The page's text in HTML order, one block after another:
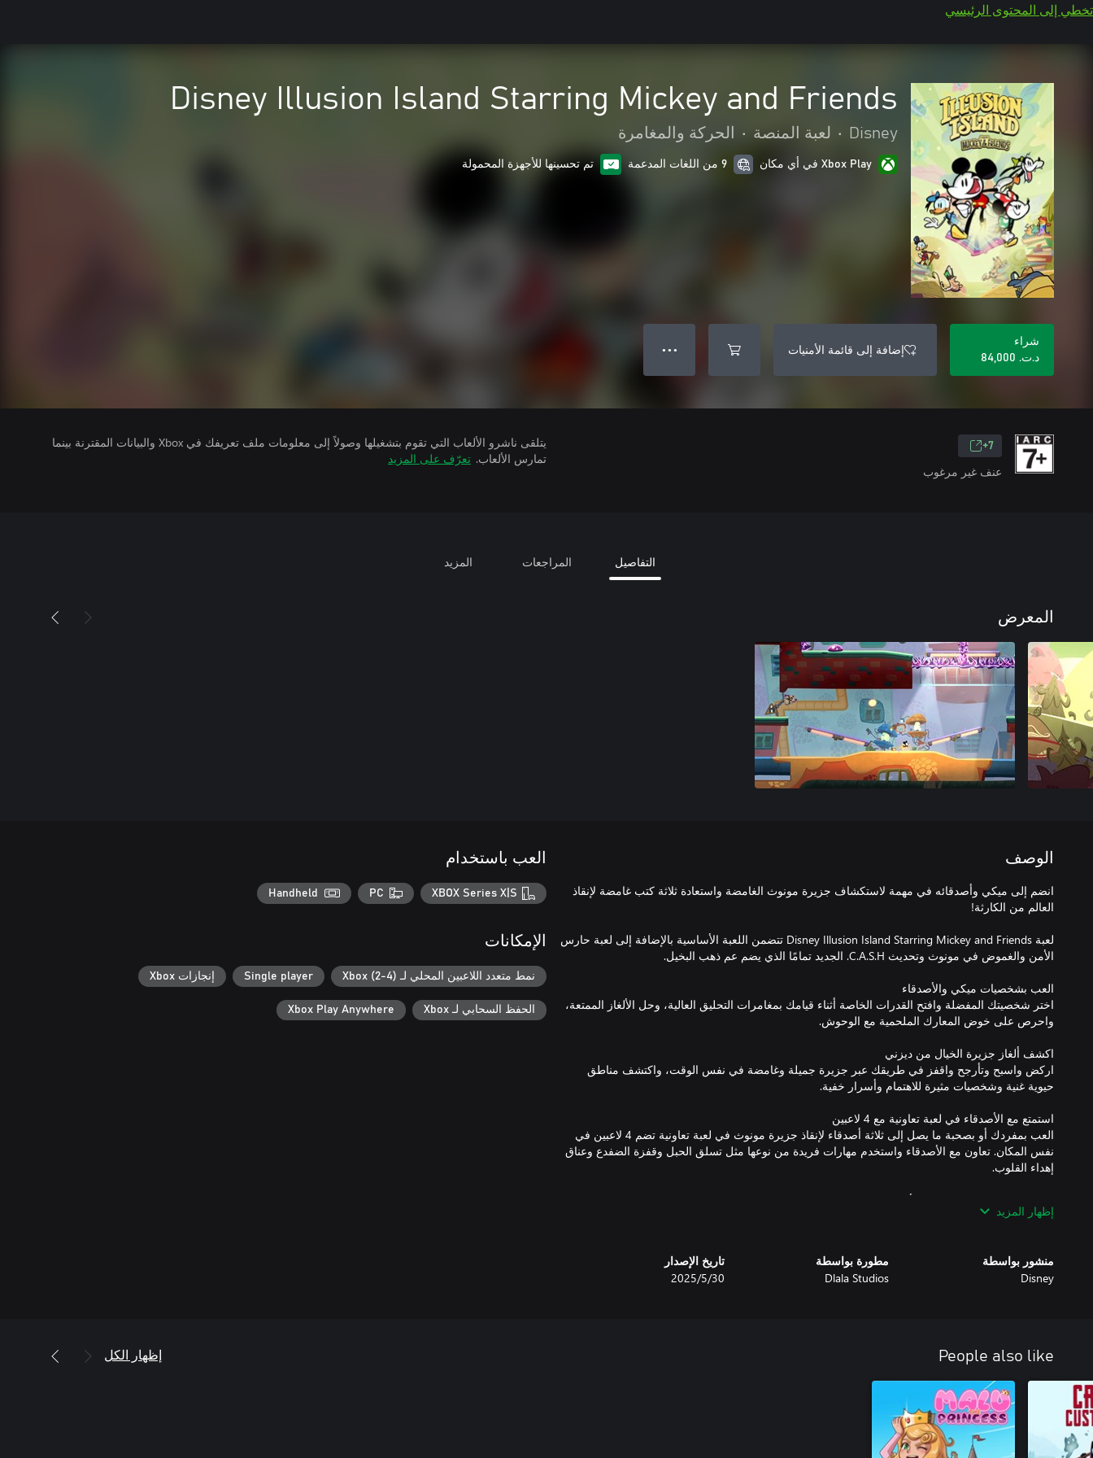
تخطي إلى المحتوى الرئيسي
Disney Illusion Island Starring Mickey and Friends
Disney
• لعبة المنصة • الحركة والمغامرة
Xbox Play في أي مكان 9 من اللغات المدعمة تم تحسينها للأجهزة المحمولة
شراء
د.ت.‏ 84,000
إضافة إلى قائمة الأمنيات ● ● ●
7+
عنف غير مرغوب
يتلقى ناشرو الألعاب التي تقوم بتشغيلها وصولاً إلى معلومات ملف تعريفك في Xbox والبيانات المقترنة بينما
تمارس الألعاب. تعرّف على المزيد
التفاصيل المراجعات المزيد
المعرض
الوصف
انضم إلى ميكي وأصدقائه في مهمة لاستكشاف جزيرة مونوث الغامضة واستعادة ثلاثة كتب غامضة لإنقاذ
لعبة Disney Illusion Island Starring Mickey and Friends تتضمن اللعبة الأساسية بالإضافة إلى لعبة حارس
اختر شخصيتك المفضلة وافتح القدرات الخاصة أثناء قيامك بمغامرات التحليق العالية، وحل الألغاز الممتعة،
اركض واسبح وتأرجح واقفز في طريقك عبر جزيرة جميلة وغامضة في نفس الوقت، واكتشف مناطق
العب بمفردك أو بصحبة ما يصل إلى ثلاثة أصدقاء لإنقاذ جزيرة مونوث في لعبة تعاونية تضم 4 لاعبين في
نفس المكان. تعاون مع الأصدقاء واستخدم مهارات فريدة من نوعها مثل تسلق الحبل وقفزة الضفدع وعناق
استمتع بتجربة مغامرة ميكي والأصدقاء الجديدة كليًا مع رسوم متحركة مرسومة باليد، ومعزوفة موسيقية
إظهار المزيد
منشور بواسطة
Disney
مطورة بواسطة
Dlala Studios
تاريخ الإصدار
30‏/5‏/2025
العب باستخدام
XBOX Series X|S
PC
Handheld
الإمكانات
نمط متعدد اللاعبين المحلي لـ Xbox (2-4) Single player إنجازات Xbox
الحفظ السحابي لـ Xbox Xbox Play Anywhere
People also like إظهار الكل